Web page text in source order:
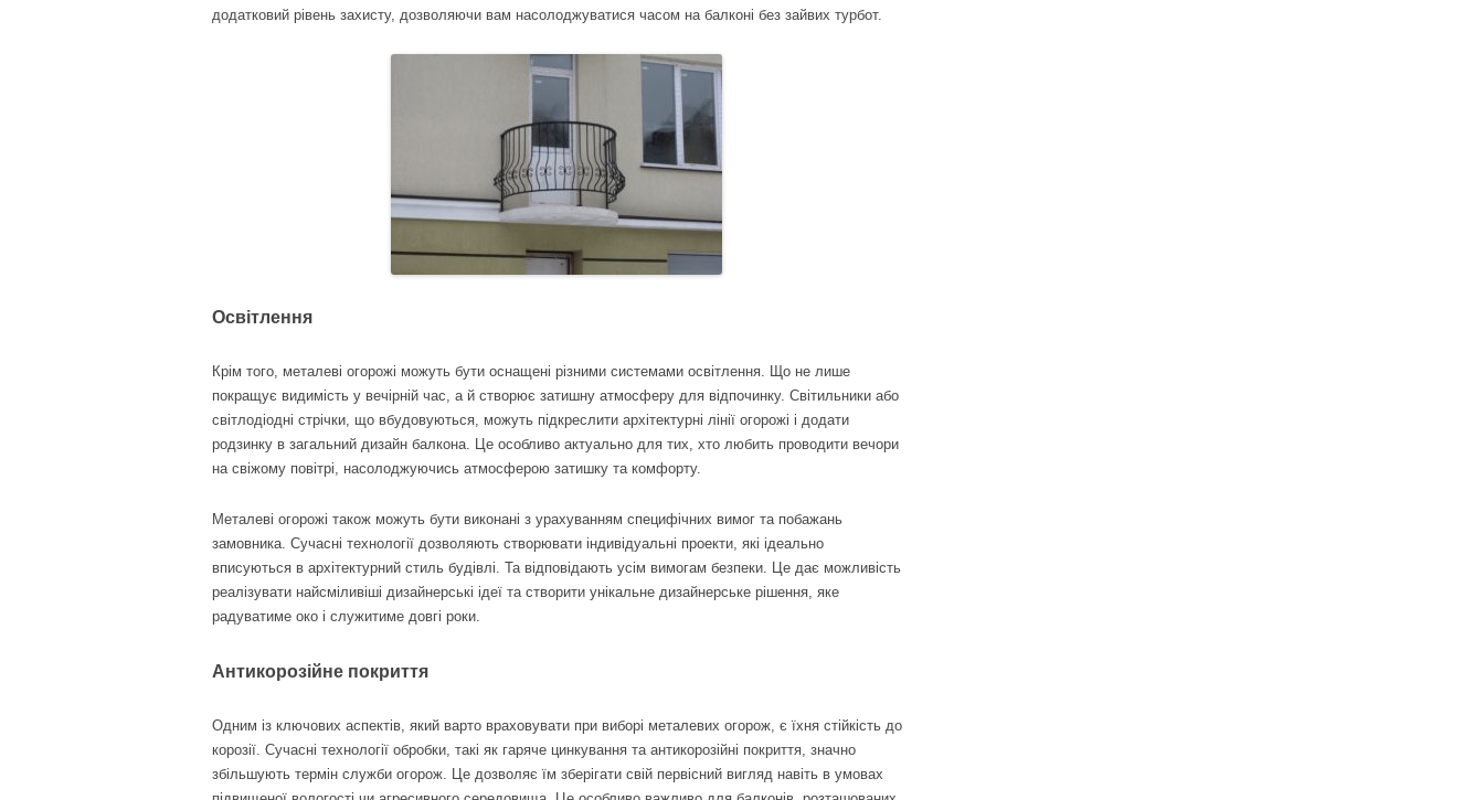
додатковий рівень захисту, дозволяючи вам насолоджуватися часом на балконі без зайвих турбот.
Освітлення
Крім того, металеві огорожі можуть бути оснащені різними системами освітлення. Що не лише
покращує видимість у вечірній час, а й створює затишну атмосферу для відпочинку. Світильники або
світлодіодні стрічки, що вбудовуються, можуть підкреслити архітектурні лінії огорожі і додати
родзинку в загальний дизайн балкона. Це особливо актуально для тих, хто любить проводити вечори
на свіжому повітрі, насолоджуючись атмосферою затишку та комфорту.
Металеві огорожі також можуть бути виконані з урахуванням специфічних вимог та побажань
замовника. Сучасні технології дозволяють створювати індивідуальні проекти, які ідеально
вписуються в архітектурний стиль будівлі. Та відповідають усім вимогам безпеки. Це дає можливість
реалізувати найсміливіші дизайнерські ідеї та створити унікальне дизайнерське рішення, яке
радуватиме око і служитиме довгі роки.
Антикорозійне покриття
Одним із ключових аспектів, який варто враховувати при виборі металевих огорож, є їхня стійкість до
корозії. Сучасні технології обробки, такі як гаряче цинкування та антикорозійні покриття, значно
збільшують термін служби огорож. Це дозволяє їм зберігати свій первісний вигляд навіть в умовах